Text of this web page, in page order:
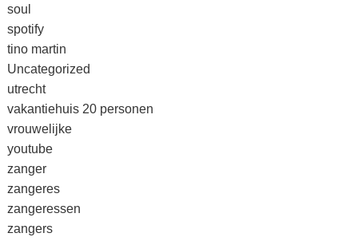
soul
spotify
tino martin
Uncategorized
utrecht
vakantiehuis 20 personen
vrouwelijke
youtube
zanger
zangeres
zangeressen
zangers